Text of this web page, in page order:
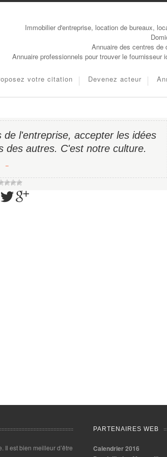
Immobilier d'entreprise, location de bureaux,
Annuaire des centres de
Annuaire professionnels pour trouver le fournisseur
votre citation Devenez acteur
l'entreprise, accepter les idées
des autres. C'est notre culture.
−
Il est bien meilleur d’être
PARTENAIRES WEB
Calendrier 2016